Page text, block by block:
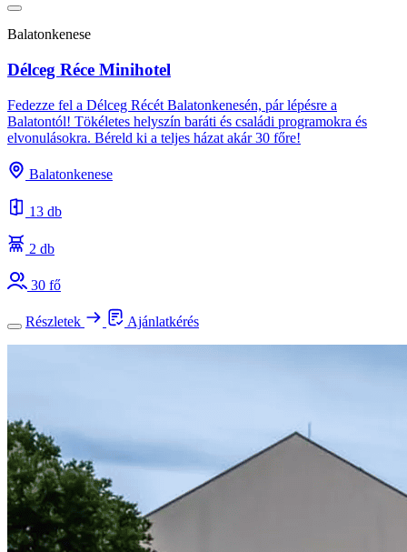
Balatonkenese
Délceg Réce Minihotel
Fedezze fel a Délceg Récét Balatonkenesén, pár lépésre a
Balatontól! Tökéletes helyszín baráti és családi programokra és
elvonulásokra. Béreld ki a teljes házat akár 30 főre!
Balatonkenese
13 db
2 db
30 fő
Részletek Ajánlatkérés